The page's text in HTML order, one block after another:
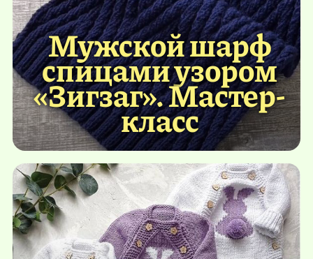
Мужской шарф
спицами узором
«Зигзаг». Мастер-
класс